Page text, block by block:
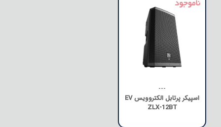
---
اسپیکر پرتابل الکتروویس EV
ZLX-12BT